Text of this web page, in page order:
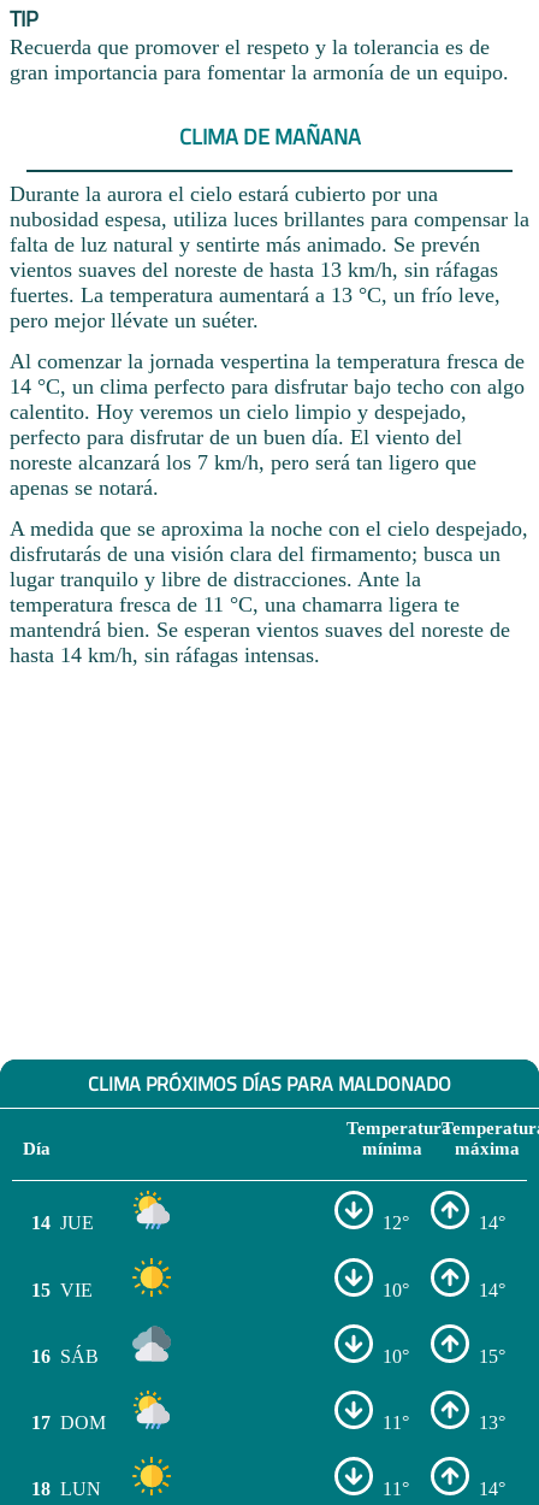
TIP
Recuerda que promover el respeto y la tolerancia es de
gran importancia para fomentar la armonía de un equipo.
CLIMA DE MAÑANA
Durante la aurora el cielo estará cubierto por una
nubosidad espesa, utiliza luces brillantes para compensar la
falta de luz natural y sentirte más animado. Se prevén
vientos suaves del noreste de hasta 13 km/h, sin ráfagas
fuertes. La temperatura aumentará a 13 °C, un frío leve,
pero mejor llévate un suéter.
Al comenzar la jornada vespertina la temperatura fresca de
14 °C, un clima perfecto para disfrutar bajo techo con algo
calentito. Hoy veremos un cielo limpio y despejado,
perfecto para disfrutar de un buen día. El viento del
noreste alcanzará los 7 km/h, pero será tan ligero que
apenas se notará.
A medida que se aproxima la noche con el cielo despejado,
disfrutarás de una visión clara del firmamento; busca un
lugar tranquilo y libre de distracciones. Ante la
temperatura fresca de 11 °C, una chamarra ligera te
mantendrá bien. Se esperan vientos suaves del noreste de
hasta 14 km/h, sin ráfagas intensas.
CLIMA PRÓXIMOS DÍAS PARA MALDONADO
Día
Temperatura
mínima
máxima
14 JUE 12° 14°
15 VIE 10° 14°
16 SÁB 10° 15°
17 DOM 11° 13°
18 LUN 11° 14°